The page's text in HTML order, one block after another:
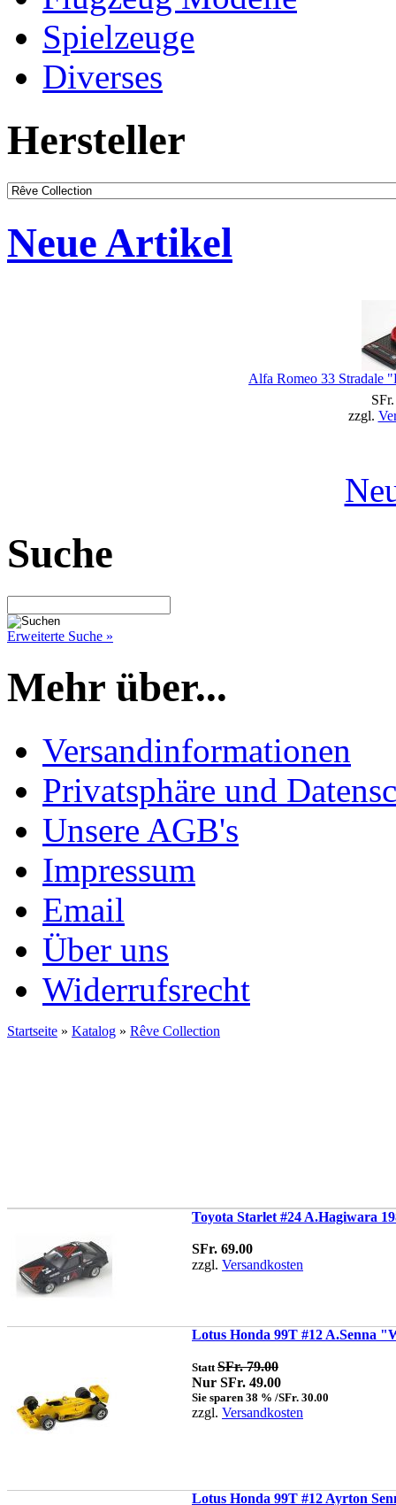
Spielzeuge
Diverses
Hersteller
Neue Artikel
Alfa Romeo 33 Stradale
zzgl.
Suche
Erweiterte Suche »
Mehr über...
Versandinformationen
Privatsphäre und
Unsere AGB's
Impressum
Email
Über uns
Widerrufsrecht
Startseite » Katalog » Rêve Collection
Toyota Starlet #24 A.Hagiwara
SFr. 69.00
zzgl. Versandkosten
Lotus Honda 99T #12 A.Senna
Statt SFr. 79.00
Nur SFr. 49.00
Sie sparen 38 % /SFr. 30.00
zzgl. Versandkosten
Lotus Honda 99T #12 Ayrton